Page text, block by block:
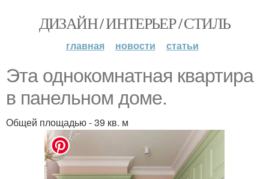
ДИЗАЙН / ИНТЕРЬЕР / СТИЛЬ
главная новости статьи
Эта однокомнатная квартира
в панельном доме.
Общей площадью - 39 кв. м